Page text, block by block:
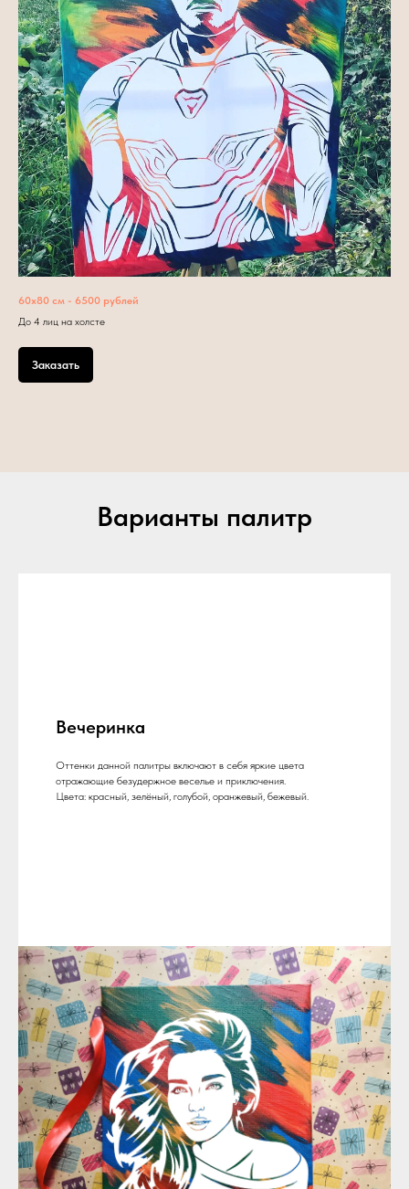
60х80 см - 6500 рублей
До 4 лиц на холсте
Заказать
Варианты палитр
Вечеринка
Оттенки данной палитры включают в себя яркие цвета
отражающие безудержное веселье и приключения.
Цвета: красный, зелёный, голубой, оранжевый, бежевый.